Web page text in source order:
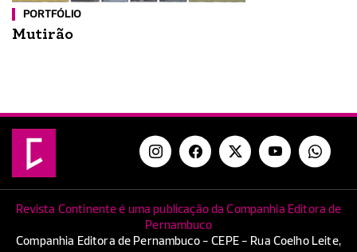
PORTFÓLIO
Mutirão
Revista Continente é uma publicação da Companhia Editora de
Pernambuco
Companhia Editora de Pernambuco - CEPE - Rua Coelho Leite,